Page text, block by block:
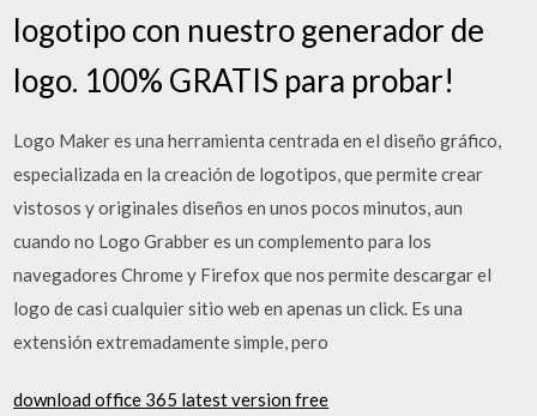
logotipo con nuestro generador de
logo. 100% GRATIS para probar!
Logo Maker es una herramienta centrada en el diseño gráfico,
especializada en la creación de logotipos, que permite crear
vistosos y originales diseños en unos pocos minutos, aun
cuando no Logo Grabber es un complemento para los
navegadores Chrome y Firefox que nos permite descargar el
logo de casi cualquier sitio web en apenas un click. Es una
extensión extremadamente simple, pero
download office 365 latest version free